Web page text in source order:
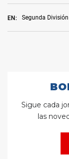
EN: Segunda División